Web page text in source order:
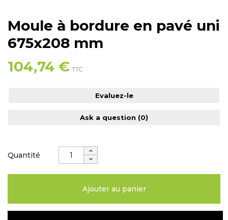
Moule à bordure en pavé uni
675x208 mm
104,74 € TTC
Evaluez-le
Ask a question (0)
Quantité
Ajouter au panier